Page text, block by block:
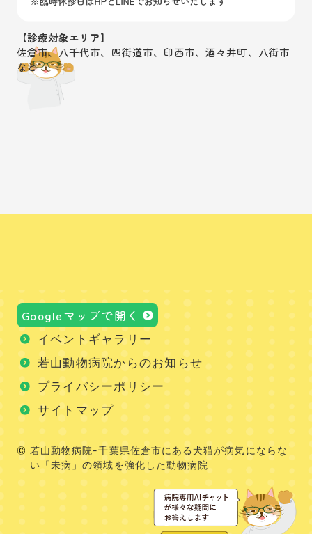
【診療対象エリア】
佐倉市、八千代市、四街道市、印西市、酒々井町、八街市
など
Googleマップで開く
イベントギャラリー
若山動物病院からのお知らせ
プライバシーポリシー
サイトマップ
若山動物病院-千葉県佐倉市にある犬猫が病気にならな
い「未病」の領域を強化した動物病院